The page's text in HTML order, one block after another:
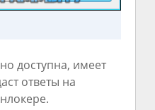
доступна, имеет
ответы на